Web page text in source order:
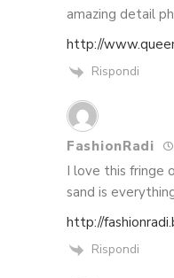
amazing detail
http://
Rispondi
FashionRadi
I love this fringe
sand is
http://
Rispondi